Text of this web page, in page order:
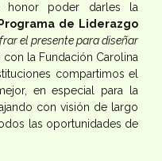
honor poder darles la
de Liderazgo
el presente para diseñar
la Fundación Carolina
compartimos el
en especial para la
con visión de largo
las oportunidades de